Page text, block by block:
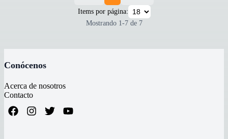
Items por página:
Mostrando 1-7de 7
Conócenos
Acerca de nosotros
Contacto